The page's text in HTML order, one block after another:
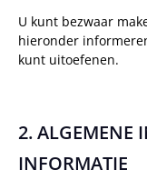
U kunt bezwaar
hieronder
kunt uitoefenen.
2. ALGEMENE
INFORMATIE